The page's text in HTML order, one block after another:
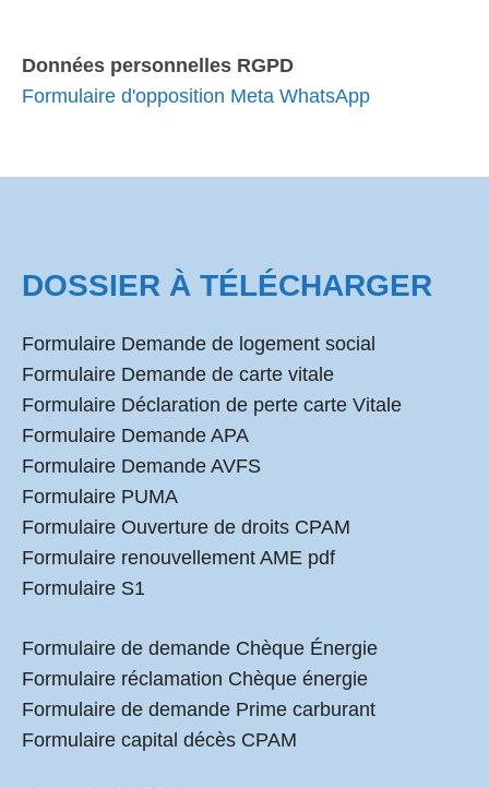
Données personnelles RGPD
Formulaire d'opposition Meta WhatsApp
DOSSIER À TÉLÉCHARGER
Formulaire Demande de logement social
Formulaire Demande de carte vitale
Formulaire Déclaration de perte carte Vitale
Formulaire Demande APA
Formulaire Demande AVFS
Formulaire PUMA
Formulaire Ouverture de droits CPAM
Formulaire renouvellement AME pdf
Formulaire S1
Formulaire de demande Chèque Énergie
Formulaire réclamation Chèque énergie
Formulaire de demande Prime carburant
Formulaire capital décès CPAM